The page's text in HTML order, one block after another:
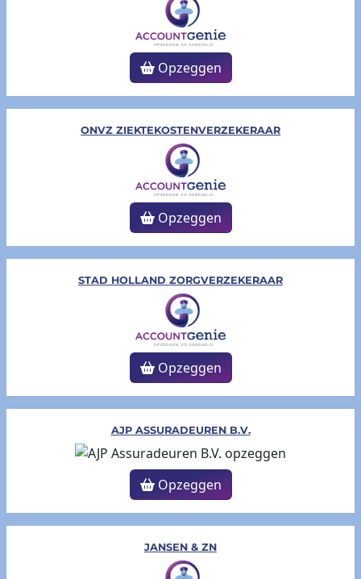
Opzeggen
ONVZ ZIEKTEKOSTENVERZEKERAAR
Opzeggen
STAD HOLLAND ZORGVERZEKERAAR
Opzeggen
AJP ASSURADEUREN B.V.
Opzeggen
JANSEN & ZN